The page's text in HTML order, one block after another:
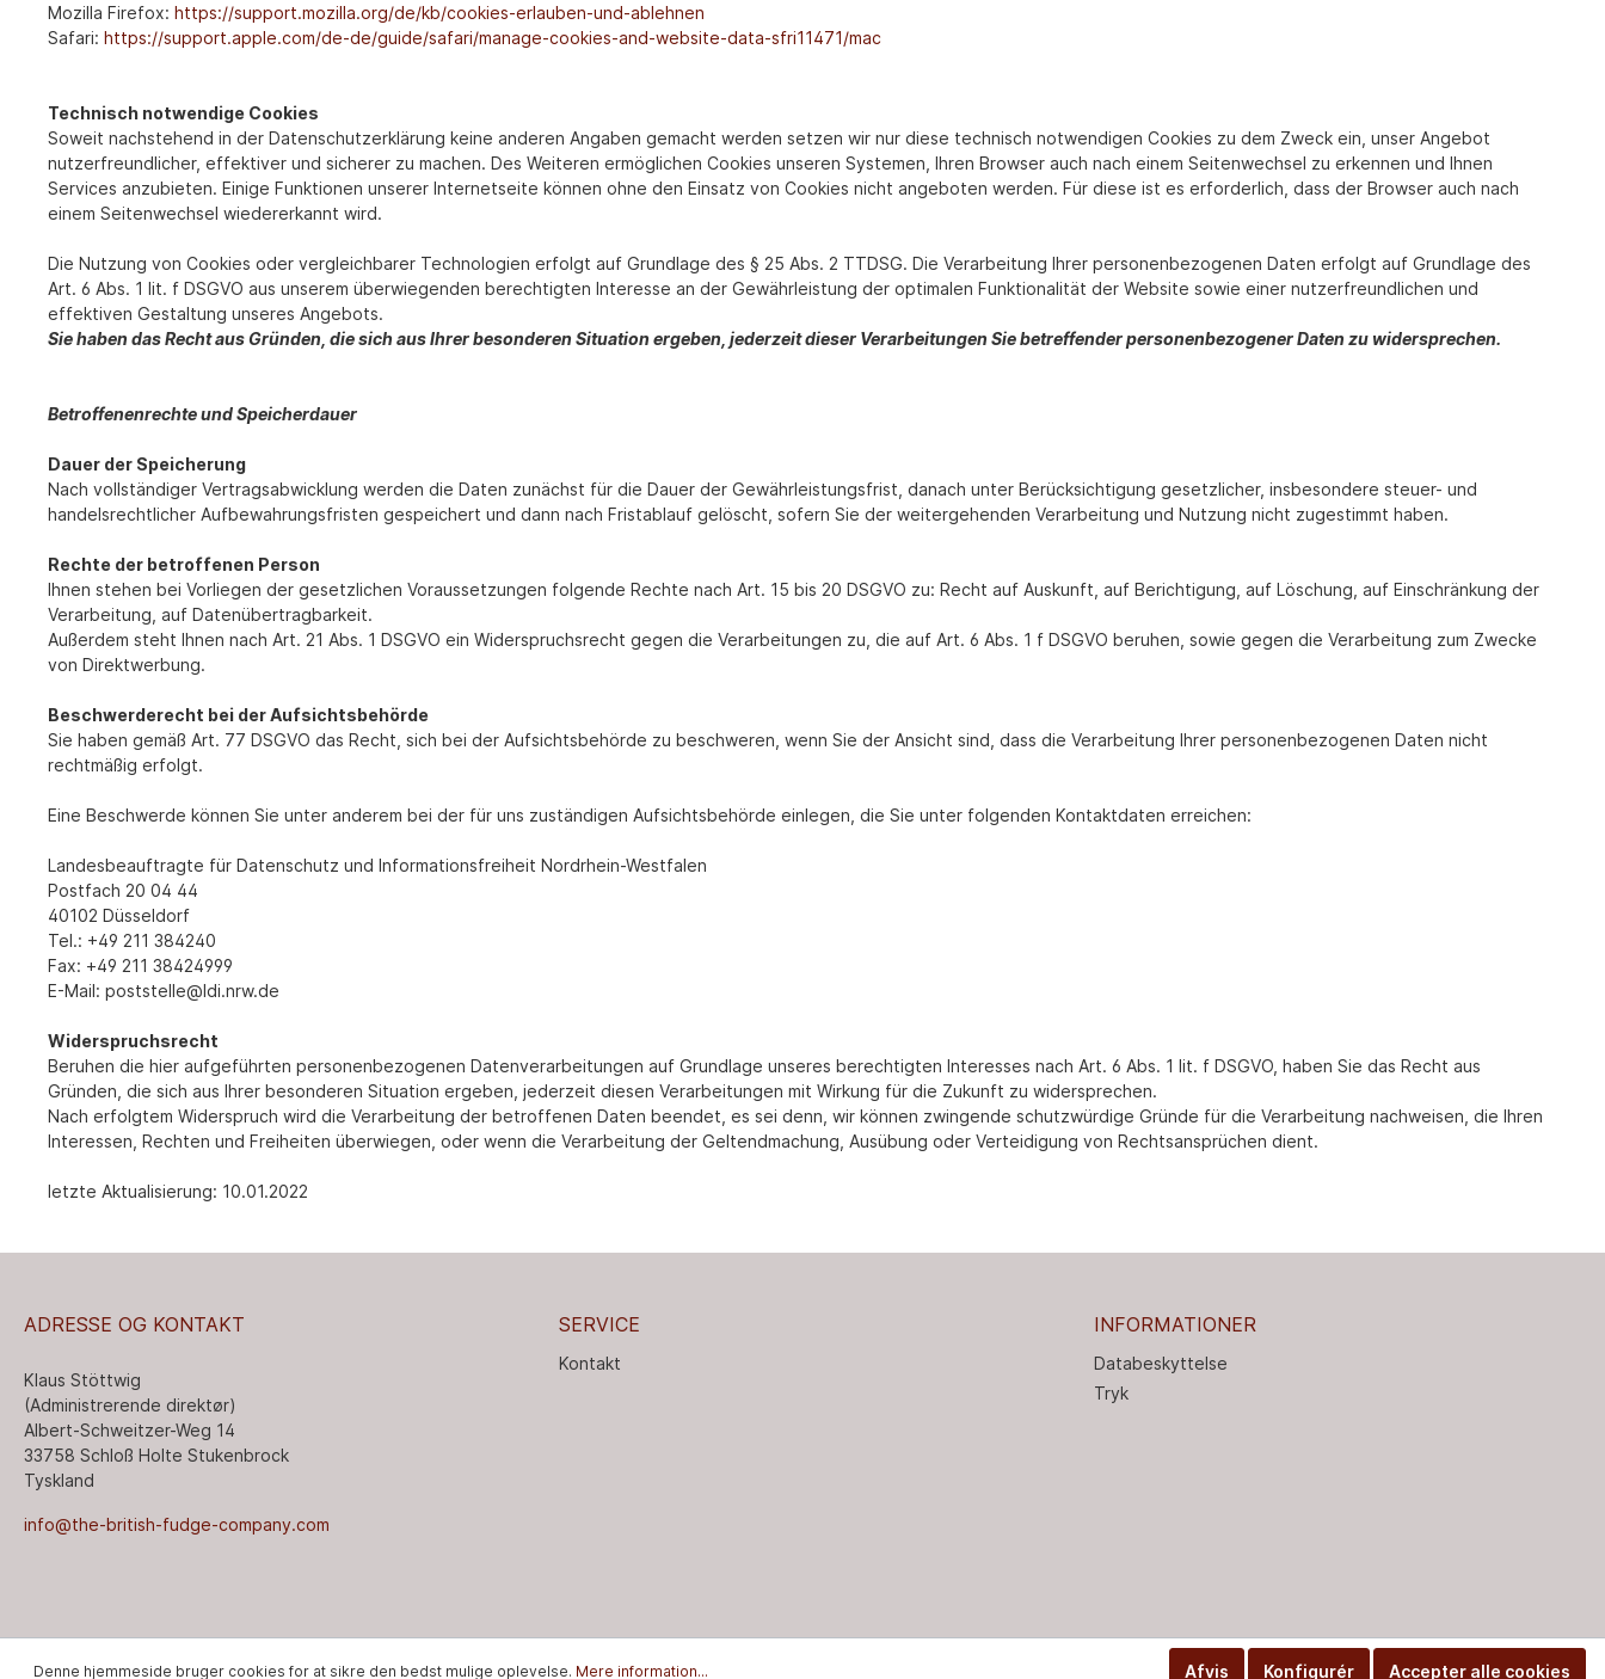
Mozilla Firefox: https://support.mozilla.org/de/kb/cookies-erlauben-und-ablehnen
Safari: https://support.apple.com/de-de/guide/safari/manage-cookies-and-website-data-sfri11471/mac
Technisch notwendige Cookies
Soweit nachstehend in der Datenschutzerklärung keine anderen Angaben gemacht werden setzen wir nur diese technisch notwendigen Cookies zu dem Zweck ein, unser Angebot
nutzerfreundlicher, effektiver und sicherer zu machen. Des Weiteren ermöglichen Cookies unseren Systemen, Ihren Browser auch nach einem Seitenwechsel zu erkennen und Ihnen
Services anzubieten. Einige Funktionen unserer Internetseite können ohne den Einsatz von Cookies nicht angeboten werden. Für diese ist es erforderlich, dass der Browser auch nach
einem Seitenwechsel wiedererkannt wird.
Die Nutzung von Cookies oder vergleichbarer Technologien erfolgt auf Grundlage des § 25 Abs. 2 TTDSG. Die Verarbeitung Ihrer personenbezogenen Daten erfolgt auf Grundlage des
Art. 6 Abs. 1 lit. f DSGVO aus unserem überwiegenden berechtigten Interesse an der Gewährleistung der optimalen Funktionalität der Website sowie einer nutzerfreundlichen und
effektiven Gestaltung unseres Angebots.
Sie haben das Recht aus Gründen, die sich aus Ihrer besonderen Situation ergeben, jederzeit dieser Verarbeitungen Sie betreffender personenbezogener Daten zu widersprechen.
Betroffenenrechte und Speicherdauer
Dauer der Speicherung
Nach vollständiger Vertragsabwicklung werden die Daten zunächst für die Dauer der Gewährleistungsfrist, danach unter Berücksichtigung gesetzlicher, insbesondere steuer- und
handelsrechtlicher Aufbewahrungsfristen gespeichert und dann nach Fristablauf gelöscht, sofern Sie der weitergehenden Verarbeitung und Nutzung nicht zugestimmt haben.
Rechte der betroffenen Person
Ihnen stehen bei Vorliegen der gesetzlichen Voraussetzungen folgende Rechte nach Art. 15 bis 20 DSGVO zu: Recht auf Auskunft, auf Berichtigung, auf Löschung, auf Einschränkung der
Verarbeitung, auf Datenübertragbarkeit.
Außerdem steht Ihnen nach Art. 21 Abs. 1 DSGVO ein Widerspruchsrecht gegen die Verarbeitungen zu, die auf Art. 6 Abs. 1 f DSGVO beruhen, sowie gegen die Verarbeitung zum Zwecke
von Direktwerbung.
Beschwerderecht bei der Aufsichtsbehörde
Sie haben gemäß Art. 77 DSGVO das Recht, sich bei der Aufsichtsbehörde zu beschweren, wenn Sie der Ansicht sind, dass die Verarbeitung Ihrer personenbezogenen Daten nicht
rechtmäßig erfolgt.
Eine Beschwerde können Sie unter anderem bei der für uns zuständigen Aufsichtsbehörde einlegen, die Sie unter folgenden Kontaktdaten erreichen:
Landesbeauftragte für Datenschutz und Informationsfreiheit Nordrhein-Westfalen
Postfach 20 04 44
40102 Düsseldorf
Tel.: +49 211 384240
Fax: +49 211 38424999
E-Mail: poststelle@ldi.nrw.de
Widerspruchsrecht
Beruhen die hier aufgeführten personenbezogenen Datenverarbeitungen auf Grundlage unseres berechtigten Interesses nach Art. 6 Abs. 1 lit. f DSGVO, haben Sie das Recht aus
Gründen, die sich aus Ihrer besonderen Situation ergeben, jederzeit diesen Verarbeitungen mit Wirkung für die Zukunft zu widersprechen.
Nach erfolgtem Widerspruch wird die Verarbeitung der betroffenen Daten beendet, es sei denn, wir können zwingende schutzwürdige Gründe für die Verarbeitung nachweisen, die Ihren
Interessen, Rechten und Freiheiten überwiegen, oder wenn die Verarbeitung der Geltendmachung, Ausübung oder Verteidigung von Rechtsansprüchen dient.
letzte Aktualisierung: 10.01.2022
ADRESSE OG KONTAKT
Klaus Stöttwig
(Administrerende direktør)
Albert-Schweitzer-Weg 14
33758 Schloß Holte Stukenbrock
Tyskland
info@the-british-fudge-company.com
SERVICE
Kontakt
INFORMATIONER
Databeskyttelse
Tryk
Denne hjemmeside bruger cookies for at sikre den bedst mulige oplevelse. Mere information... Afvis Konfigurér Accepter alle cookies